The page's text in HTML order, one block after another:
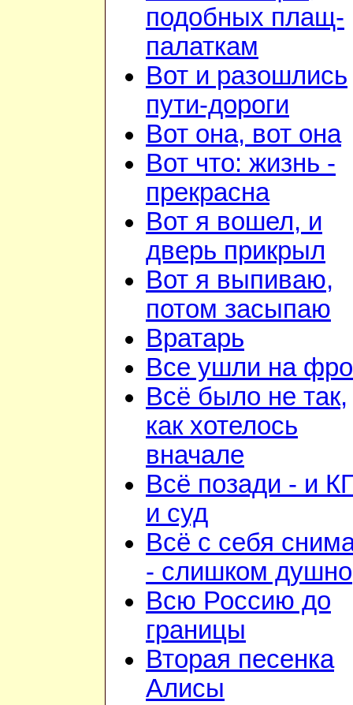
подобных плащ-
палаткам
Вот и разошлись
пути-дороги
Вот она, вот она
Вот что: жизнь -
прекрасна
Вот я вошел, и
дверь прикрыл
Вот я выпиваю,
потом засыпаю
Вратарь
Все ушли на
Всё было не так,
как хотелось
вначале
Всё позади - и
и суд
Всё с себя
- слишком душно
Всю Россию до
границы
Вторая песенка
Алисы